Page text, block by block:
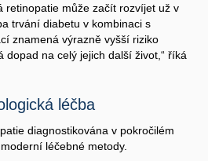
retinopatie může začít rozvíjet už v
trvání diabetu v kombinaci s
znamená výrazně vyšší riziko
dopad na celý jejich další život,“ říká
léčba
diagnostikována v pokročilém
léčebné metody.